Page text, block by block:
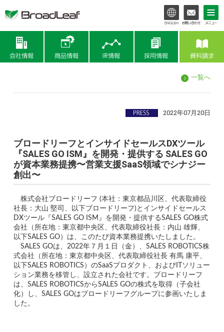
商品情報
一覧へ
2022年07月20日
ブロードリーフとインサイドセールスDXツール
『SALES GO ISM』を開発・提供する SALES GO
が資本業務提携〜営業支援SaaS領域でシナジー
創出〜
株式会社ブロードリーフ (本社：東京都品川区、代表取締役
社長：大山 堅司、以下ブロードリーフ)とインサイドセールス
DXツール『SALES GO ISM』を開発・提供するSALES GO株式
会社（所在地：東京都中央区、代表取締役社長：内山 雄輝、
以下SALES GO）は、このたび資本業務提携いたしました。
SALES GOは、2022年７月１日（金）、SALES ROBOTICS株
式会社（所在地：東京都中央区、代表取締役社長 有馬 康平、
以下SALES ROBOTICS）のSaaSプロダクト、およびITソリュー
ション業務を移管し、設立された会社です。ブロードリーフ
は、SALES ROBOTICSからSALES GOの株式を取得（子会社
化）し、SALES GOはブロードリーフグループに参画いたしま
した。